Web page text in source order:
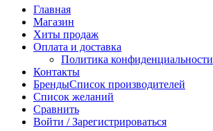
Главная
Магазин
Хиты продаж
Оплата и доставка
Политика конфиденциальности
Контакты
БрендыСписок производителей
Список желаний
Сравнить
Войти / Зарегистрироваться